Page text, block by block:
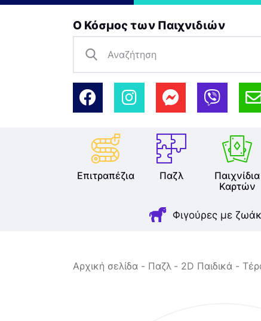
Ο Κόσμος των Παιχνιδιών
Επιτραπέζια Παζλ
Παιχνίδια
Καρτών
Φιγούρες με
Αρχική σελίδα Παζλ 2D Παιδικά